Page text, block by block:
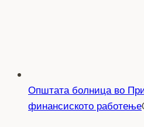
Општата болница во
финансиското работење